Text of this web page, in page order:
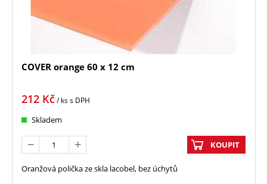
COVER orange 60 x 12 cm
212 Kč/ kss DPH
Skladem
KOUPIT
Oranžová polička ze skla lacobel, bez úchytů